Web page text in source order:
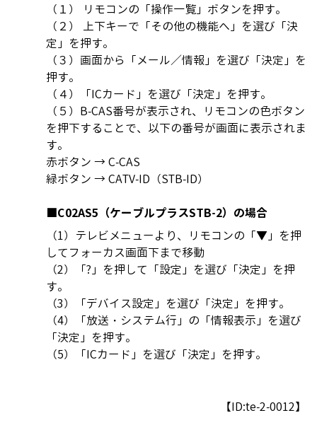
（１） リモコンの「操作一覧」ボタンを押す。
（２） 上下キーで「その他の機能へ」を選び「決
定」を押す。
（３）画面から「メール／情報」を選び「決定」を
押す。
（４）「ICカード」を選び「決定」を押す。
（５）B-CAS番号が表示され、リモコンの色ボタン
を押下することで、以下の番号が画面に表示されま
す。
赤ボタン → C-CAS
緑ボタン → CATV-ID（STB-ID）
■C02AS5（ケーブルプラスSTB-2）の場合
（1）テレビメニューより、リモコンの「▼」を押
してフォーカス画面下まで移動
（2）「?」を押して「設定」を選び「決定」を押
す。
（3）「デバイス設定」を選び「決定」を押す。
（4）「放送・システム行」の「情報表示」を選び
「決定」を押す。
（5）「ICカード」を選び「決定」を押す。
【ID:te-2-0012】